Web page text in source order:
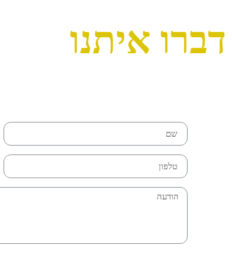
דברו איתנו